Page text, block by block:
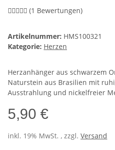
(1 Bewertungen)
Artikelnummer: HMS100321
Kategorie: Herzen
Herzanhänger aus schwarzem
Naturstein aus Brasilien mit
Ausstrahlung und nickelfreier
5,90 €
inkl. 19% MwSt. , zzgl. Versand